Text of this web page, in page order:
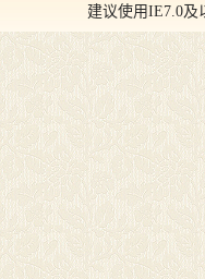
建议使用IE7.0